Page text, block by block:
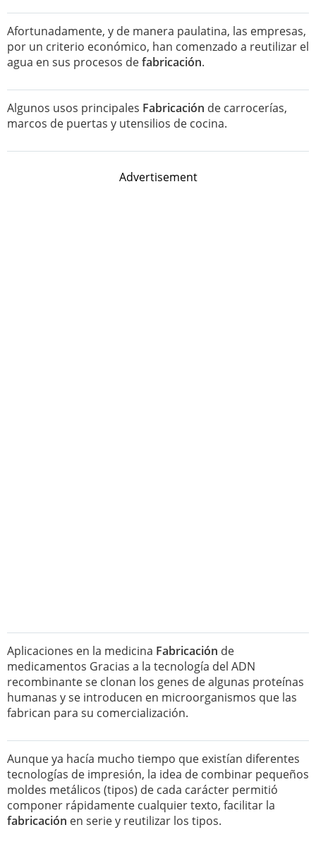
Afortunadamente, y de manera paulatina, las empresas,
por un criterio económico, han comenzado a reutilizar el
agua en sus procesos defabricación.
Algunos usos principales Fabricación de carrocerías,
marcos de puertas y utensilios de cocina.
Advertisement
Aplicaciones en la medicina Fabricación de
medicamentos Gracias a la tecnología del ADN
recombinante se clonan los genes de algunas proteínas
humanas y se introducen en microorganismos que las
fabrican para su comercialización.
Aunque ya hacía mucho tiempo que existían diferentes
tecnologías de impresión, la idea de combinar pequeños
moldes metálicos (tipos) de cada carácter permitió
componer rápidamente cualquier texto, facilitar la
fabricación en serie y reutilizar los tipos.